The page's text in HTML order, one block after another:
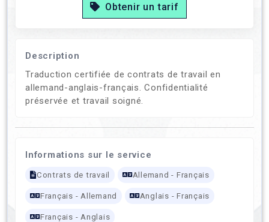
Obtenir un tarif
Description
Traduction certifiée de contrats de travail en
allemand-anglais-français. Confidentialité
préservée et travail soigné.
Informations sur le service
Contrats de travail Allemand - Français
Français - Allemand Anglais - Français
Français - Anglais